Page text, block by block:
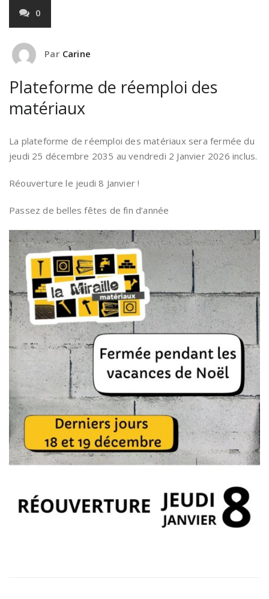
0
Par Carine
Plateforme de réemploi des
matériaux
La plateforme de réemploi des matériaux sera fermée du
jeudi 25 décembre 2035 au vendredi 2 Janvier 2026 inclus.
Réouverture le jeudi 8 Janvier !
Passez de belles fêtes de fin d’année